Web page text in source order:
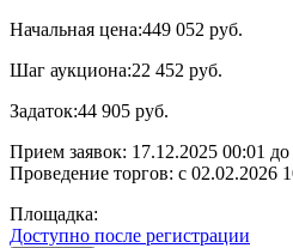
Начальная цена:449 052 руб.
Шаг аукциона:22 452 руб.
Задаток:44 905 руб.
Прием заявок: 17.12.2025 00:01 до
Проведение торгов: с 02.02.2026
Площадка:
Доступно после регистрации